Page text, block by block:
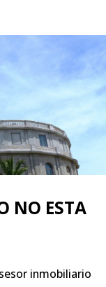
NO ESTA
inmobiliario